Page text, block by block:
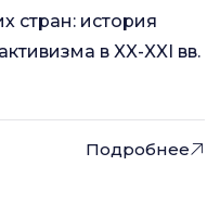
история
в XX-XXI вв.
Подробнее